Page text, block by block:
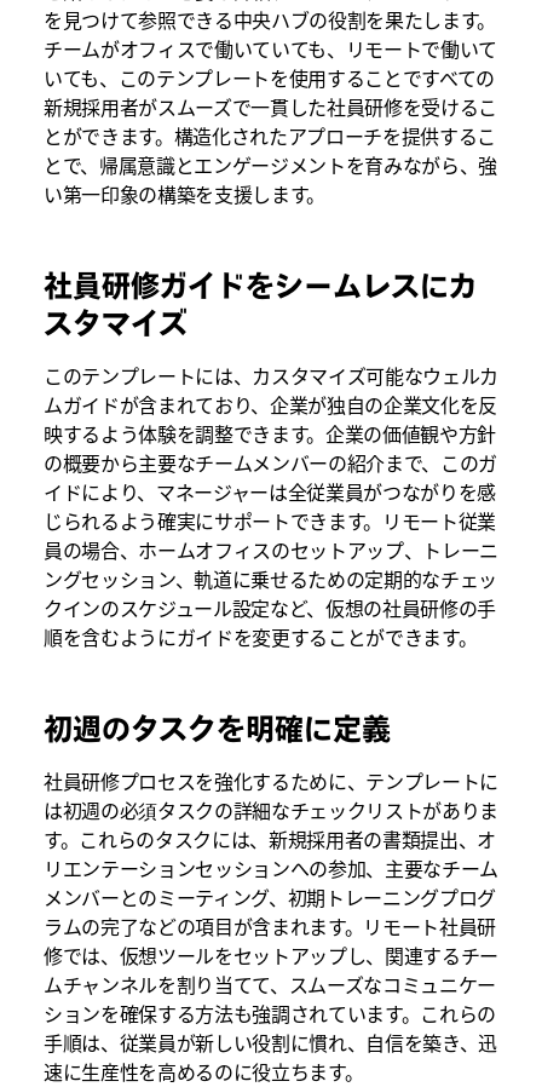
を見つけて参照できる中央ハブの役割を果たします。
チームがオフィスで働いていても、リモートで働いて
いても、このテンプレートを使用することですべての
新規採用者がスムーズで一貫した社員研修を受けるこ
とができます。構造化されたアプローチを提供するこ
とで、帰属意識とエンゲージメントを育みながら、強
い第一印象の構築を支援します。
社員研修ガイドをシームレスにカ
スタマイズ
このテンプレートには、カスタマイズ可能なウェルカ
ムガイドが含まれており、企業が独自の企業文化を反
映するよう体験を調整できます。企業の価値観や方針
の概要から主要なチームメンバーの紹介まで、このガ
イドにより、マネージャーは全従業員がつながりを感
じられるよう確実にサポートできます。リモート従業
員の場合、ホームオフィスのセットアップ、トレーニ
ングセッション、軌道に乗せるための定期的なチェッ
クインのスケジュール設定など、仮想の社員研修の手
順を含むようにガイドを変更することができます。
初週のタスクを明確に定義
社員研修プロセスを強化するために、テンプレートに
は初週の必須タスクの詳細なチェックリストがありま
す。これらのタスクには、新規採用者の書類提出、オ
リエンテーションセッションへの参加、主要なチーム
メンバーとのミーティング、初期トレーニングプログ
ラムの完了などの項目が含まれます。リモート社員研
修では、仮想ツールをセットアップし、関連するチー
ムチャンネルを割り当てて、スムーズなコミュニケー
ションを確保する方法も強調されています。これらの
手順は、従業員が新しい役割に慣れ、自信を築き、迅
速に生産性を高めるのに役立ちます。